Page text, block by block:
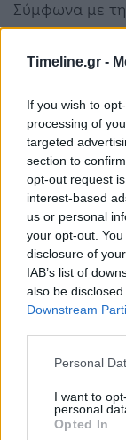
Timeline.gr -
If you wish to
processing of
targeted
section to
opt-out request
interest-based
us or personal
your opt-out.
disclosure of
IAB’s list of
also be
Downstream
Personal
I want to
personal
Opted In
Σύμφωνα με
αποστολής
στην
επίσημης
Ο Ζακίρ
ειρηνευτικές
της
διάστημα.
Αμπντούλ
Ταλιμπάν